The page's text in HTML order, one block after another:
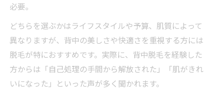
必要。
どちらを選ぶかはライフスタイルや予算、肌質によって
異なりますが、背中の美しさや快適さを重視する方には
脱毛が特におすすめです。実際に、背中脱毛を経験した
方からは「自己処理の手間から解放された」「肌がきれ
いになった」といった声が多く聞かれます。